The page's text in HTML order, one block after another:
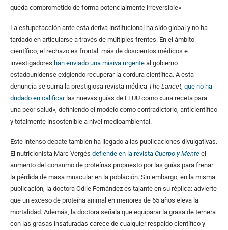
queda comprometido de forma potencialmente irreversible»
La estupefacción ante esta deriva institucional ha sido global y no ha
tardado en articularse a través de múltiples frentes. En el ámbito
científico, el rechazo es frontal: más de doscientos médicos e
investigadores han enviado una misiva urgente al gobierno
estadounidense exigiendo recuperar la cordura científica. A esta
denuncia se suma la prestigiosa revista médica The Lancet que no ha
dudado en calificarlas nuevas guías de EEUU como «una receta para
una peor salud», definiendo el modelo como contradictorio, anticientífico
y totalmente insostenible a nivel medioambiental.
Este intenso debate también ha llegado a las publicaciones divulgativas.
El nutricionista Marc Vergés defiende en la revista Cuerpo y Mente el
aumento del consumo de proteínas propuesto por las guías para frenar
la pérdida de masa muscular en la población. Sin embargo, en la misma
publicación, la doctora Odile Fernández es tajante en su réplica: advierte
que un exceso de proteína animal en menores de 65 años eleva la
mortalidad. Además, la doctora señala que equiparar la grasa de ternera
con las grasas insaturadas carece de cualquier respaldo científico y